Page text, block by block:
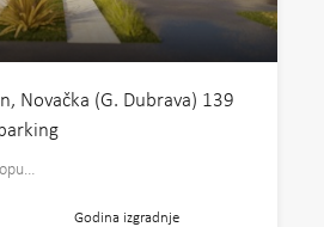
Novačka (G. Dubrava) 139
Godina izgradnje